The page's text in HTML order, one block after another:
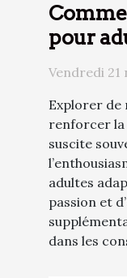
pour
Vendredi 21
Explorer de
renforcer la
suscite
adultes
passion et
dans les